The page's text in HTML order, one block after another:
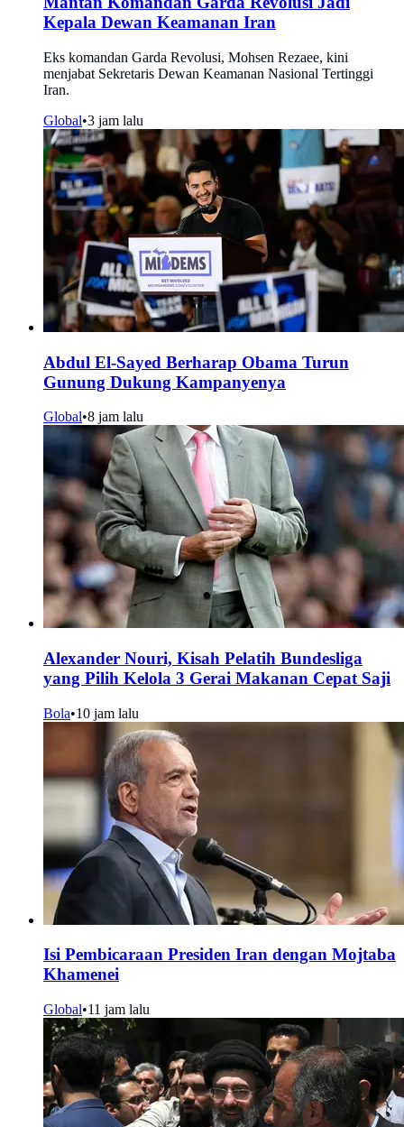
Kepala Dewan Keamanan Iran
Eks komandan Garda Revolusi, Mohsen Rezaee, kini
menjabat Sekretaris Dewan Keamanan Nasional Tertinggi
Iran.
Global•3 jam lalu
Abdul El-Sayed Berharap Obama Turun
Gunung Dukung Kampanyenya
Global•8 jam lalu
Alexander Nouri, Kisah Pelatih Bundesliga
yang Pilih Kelola 3 Gerai Makanan Cepat Saji
Bola•10 jam lalu
Isi Pembicaraan Presiden Iran dengan Mojtaba
Khamenei
Global•11 jam lalu